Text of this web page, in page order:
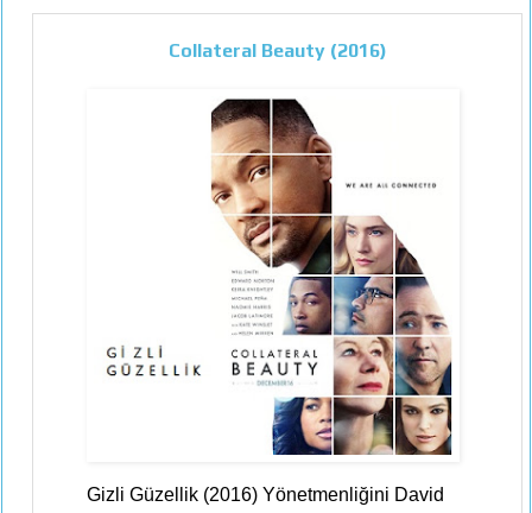
Collateral Beauty (2016)
Gizli Güzellik (2016) Yönetmenliğini David